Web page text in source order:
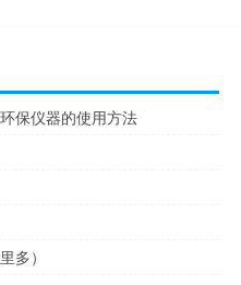
保仪器的使用方法
多）